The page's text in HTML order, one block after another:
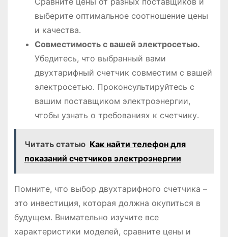
выберите оптимальное соотношение цены
и качества․
Совместимость с вашей электросетью․
Убедитесь, что выбранный вами
двухтарифный счетчик совместим с вашей
электросетью․ Проконсультируйтесь с
вашим поставщиком электроэнергии,
чтобы узнать о требованиях к счетчику․
Читать статью Как найти телефон для
показаний счетчиков электроэнергии
Помните, что выбор двухтарифного счетчика –
это инвестиция, которая должна окупиться в
будущем․ Внимательно изучите все
характеристики моделей, сравните цены и